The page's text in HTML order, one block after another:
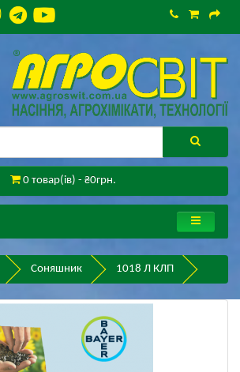
0 товар(ів) - ₴0грн.
Соняшник 1018 Л КЛП